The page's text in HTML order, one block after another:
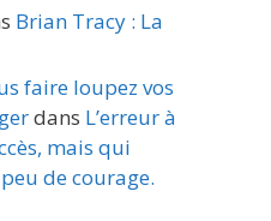
Brian Tracy : La
faire loupez vos
dans L’erreur à
mais qui
de courage.